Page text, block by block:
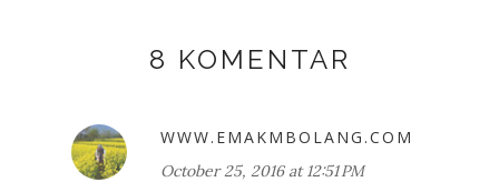
8 KOMENTAR
WWW.EMAKMBOLANG.COM
October 25, 2016 at 12:51 PM